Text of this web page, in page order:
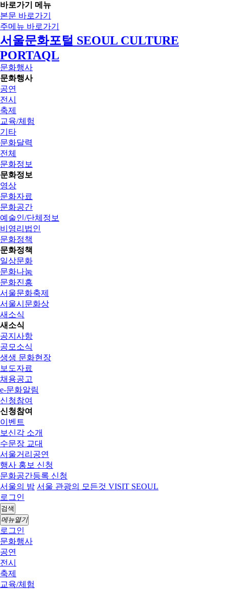
바로가기 메뉴
본문 바로가기
주메뉴 바로가기
서울문화포털 SEOUL CULTURE
PORTAQL
문화행사
문화행사
공연
전시
축제
교육/체험
기타
문화달력
전체
문화정보
문화정보
영상
문화자료
문화공간
예술인/단체정보
비영리법인
문화정책
문화정책
일상문화
문화나눔
문화진흥
서울문화축제
서울시문화상
새소식
새소식
공지사항
공모소식
생생 문화현장
보도자료
채용공고
e-문화알림
신청참여
신청참여
이벤트
보신각 소개
수문장 교대
서울거리공연
행사 홍보 신청
문화공간등록 신청
서울의 밤 서울 관광의 모든것 VISIT SEOUL
로그인
검색
메뉴열기
로그인
문화행사
공연
전시
축제
교육/체험